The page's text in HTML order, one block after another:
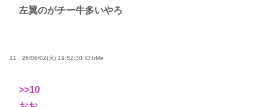
左翼のがチー牛多いやろ
11 : 26/06/02(火) 19:52:30 ID:IrMe
>>10